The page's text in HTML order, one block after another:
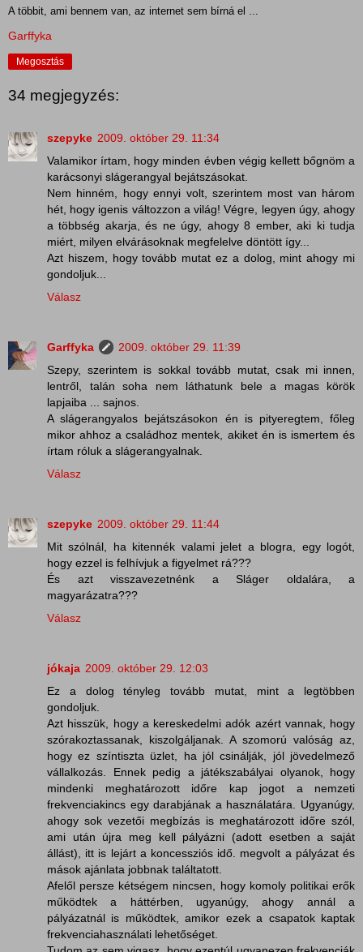
A többit, ami bennem van, az internet sem bírná el ...
Garffyka
Megosztás
34 megjegyzés:
szepyke 2009. október 29. 11:34
Valamikor írtam, hogy minden évben végig kellett bőgnöm a
karácsonyi slágerangyal bejátszásokat.
Nem hinném, hogy ennyi volt, szerintem most van három
hét, hogy igenis változzon a világ! Végre, legyen úgy, ahogy
a többség akarja, és ne úgy, ahogy 8 ember, aki ki tudja
miért, milyen elvárásoknak megfelelve döntött így...
Azt hiszem, hogy tovább mutat ez a dolog, mint ahogy mi
gondoljuk...
Válasz
Garffyka
2009. október 29. 11:39
Szepy, szerintem is sokkal tovább mutat, csak mi innen,
lentről, talán soha nem láthatunk bele a magas körök
lapjaiba ... sajnos.
A slágerangyalos bejátszásokon én is pityeregtem, főleg
mikor ahhoz a családhoz mentek, akiket én is ismertem és
írtam róluk a slágerangyalnak.
Válasz
szepyke 2009. október 29. 11:44
Mit szólnál, ha kitennék valami jelet a blogra, egy logót,
hogy ezzel is felhívjuk a figyelmet rá???
És azt visszavezetnénk a Sláger oldalára, a
magyarázatra???
Válasz
jókaja 2009. október 29. 12:03
Ez a dolog tényleg tovább mutat, mint a legtöbben
gondoljuk.
Azt hisszük, hogy a kereskedelmi adók azért vannak, hogy
szórakoztassanak, kiszolgáljanak. A szomorú valóság az,
hogy ez színtiszta üzlet, ha jól csinálják, jól jövedelmező
vállalkozás. Ennek pedig a játékszabályai olyanok, hogy
mindenki meghatározott időre kap jogot a nemzeti
frekvenciakincs egy darabjának a használatára. Ugyanúgy,
ahogy sok vezetői megbízás is meghatározott időre szól,
ami után újra meg kell pályázni (adott esetben a saját
állást), itt is lejárt a koncessziós idő. megvolt a pályázat és
mások ajánlata jobbnak találtatott.
Afelől persze kétségem nincsen, hogy komoly politikai erők
működtek a háttérben, ugyanúgy, ahogy annál a
pályázatnál is működtek, amikor ezek a csapatok kaptak
frekvenciahasználati lehetőséget.